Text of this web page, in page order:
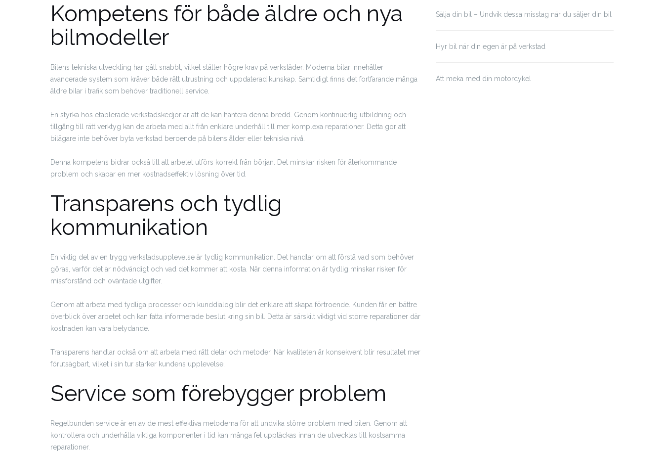
Kompetens för både äldre och nya
bilmodeller
Bilens tekniska utveckling har gått snabbt, vilket ställer högre krav på verkstäder. Moderna bilar innehåller
avancerade system som kräver både rätt utrustning och uppdaterad kunskap. Samtidigt finns det fortfarande många
äldre bilar i trafik som behöver traditionell service.
En styrka hos etablerade verkstadskedjor är att de kan hantera denna bredd. Genom kontinuerlig utbildning och
tillgång till rätt verktyg kan de arbeta med allt från enklare underhåll till mer komplexa reparationer. Detta gör att
bilägare inte behöver byta verkstad beroende på bilens ålder eller tekniska nivå.
Denna kompetens bidrar också till att arbetet utförs korrekt från början. Det minskar risken för återkommande
problem och skapar en mer kostnadseffektiv lösning över tid.
Transparens och tydlig
kommunikation
En viktig del av en trygg verkstadsupplevelse är tydlig kommunikation. Det handlar om att förstå vad som behöver
göras, varför det är nödvändigt och vad det kommer att kosta. När denna information är tydlig minskar risken för
missförstånd och oväntade utgifter.
Genom att arbeta med tydliga processer och kunddialog blir det enklare att skapa förtroende. Kunden får en bättre
överblick över arbetet och kan fatta informerade beslut kring sin bil. Detta är särskilt viktigt vid större reparationer där
kostnaden kan vara betydande.
Transparens handlar också om att arbeta med rätt delar och metoder. När kvaliteten är konsekvent blir resultatet mer
förutsägbart, vilket i sin tur stärker kundens upplevelse.
Service som förebygger problem
Regelbunden service är en av de mest effektiva metoderna för att undvika större problem med bilen. Genom att
kontrollera och underhålla viktiga komponenter i tid kan många fel upptäckas innan de utvecklas till kostsamma
reparationer.
Sälja din bil – Undvik dessa misstag när du säljer din bil
Hyr bil när din egen är på verkstad
Att meka med din motorcykel